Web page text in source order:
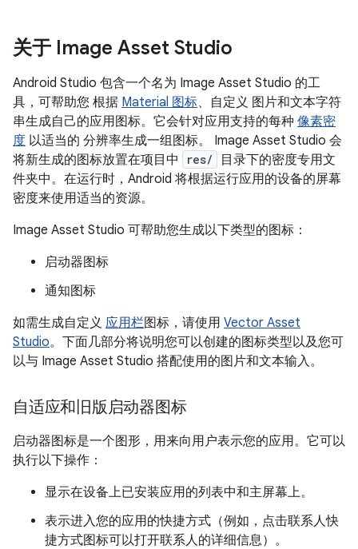
关于 Image Asset Studio
Android Studio 包含一个名为 Image Asset Studio 的工
具，可帮助您 根据 Material 图标、自定义 图片和文本字符
串生成自己的应用图标。它会针对应用支持的每种 像素密
度 以适当的 分辨率生成一组图标。 Image Asset Studio 会
将新生成的图标放置在项目中
res/
目录下的密度专用文
件夹中。在运行时，Android 将根据运行应用的设备的屏幕
密度来使用适当的资源。
Image Asset Studio 可帮助您生成以下类型的图标：
启动器图标
通知图标
如需生成自定义 应用栏图标，请使用 Vector Asset
Studio。下面几部分将说明您可以创建的图标类型以及您可
以与 Image Asset Studio 搭配使用的图片和文本输入。
自适应和旧版启动器图标
启动器图标是一个图形，用来向用户表示您的应用。它可以
执行以下操作：
显示在设备上已安装应用的列表中和主屏幕上。
表示进入您的应用的快捷方式（例如，点击联系人快
捷方式图标可以打开联系人的详细信息）。